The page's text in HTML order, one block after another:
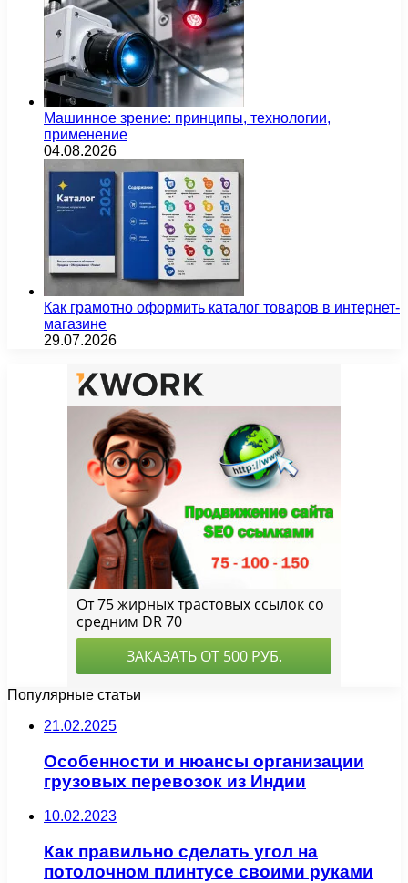
Машинное зрение: принципы, технологии,
применение
04.08.2026
Как грамотно оформить каталог товаров в интернет-
магазине
29.07.2026
Популярные статьи
21.02.2025
Особенности и нюансы организации
грузовых перевозок из Индии
10.02.2023
Как правильно сделать угол на
потолочном плинтусе своими руками